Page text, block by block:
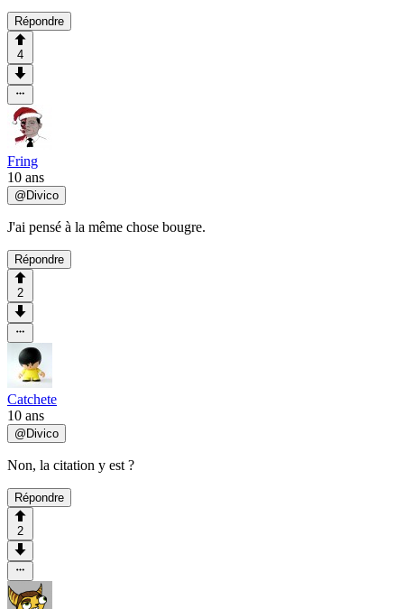
Répondre
4
Fring
10 ans
@ Divico
J'ai pensé à la même chose bougre.
Répondre
2
Catchete
10 ans
@ Divico
Non, la citation y est ?
Répondre
2